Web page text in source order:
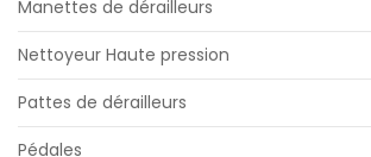
Manettes de dérailleurs
Nettoyeur Haute pression
Pattes de dérailleurs
Pédales